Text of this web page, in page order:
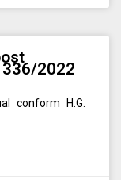
2022
conform H.G.